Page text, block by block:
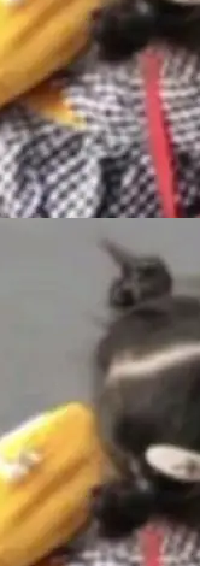
。这
间
代，
判
是
模
写程
能
age
很
的自
的
件 C
到它
，
相
Har
上
工
闭
态模
。
轻
、
U
显著
纹
文字
师
都
。」
Ub
结
只
原因
联合
我
方更